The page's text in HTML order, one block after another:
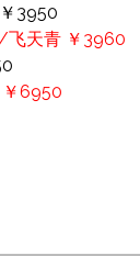
3950
飞天青 ￥3960
￥6950